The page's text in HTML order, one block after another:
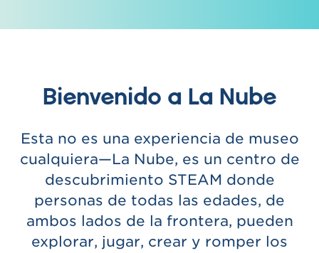
Bienvenido a La Nube
Esta no es una experiencia de museo
cualquiera—La Nube, es un centro de
descubrimiento STEAM donde
personas de todas las edades, de
ambos lados de la frontera, pueden
explorar, jugar, crear y romper los